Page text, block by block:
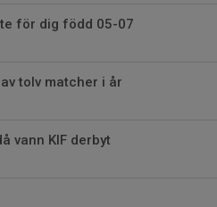
för dig född 05-07
tolv matcher i år
vann KIF derbyt